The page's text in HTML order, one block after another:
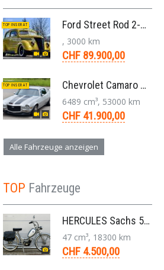
TOP INSERAT Ford Street Rod 2-Door V8 Aut. 1937
, 3000 km
CHF 89.900,00
TOP INSERAT Chevrolet Camaro SS 396 LS3 Coupe Aut. 1971
6489 cm³, 53000 km
CHF 41.900,00
Alle Fahrzeuge anzeigen
TOP Fahrzeuge
HERCULES Sachs 50/2 Mofa 2-Gang Handschaltung Veteran
47 cm³, 18300 km
CHF 4.500,00